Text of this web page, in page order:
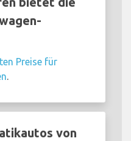
Preise für
.
von